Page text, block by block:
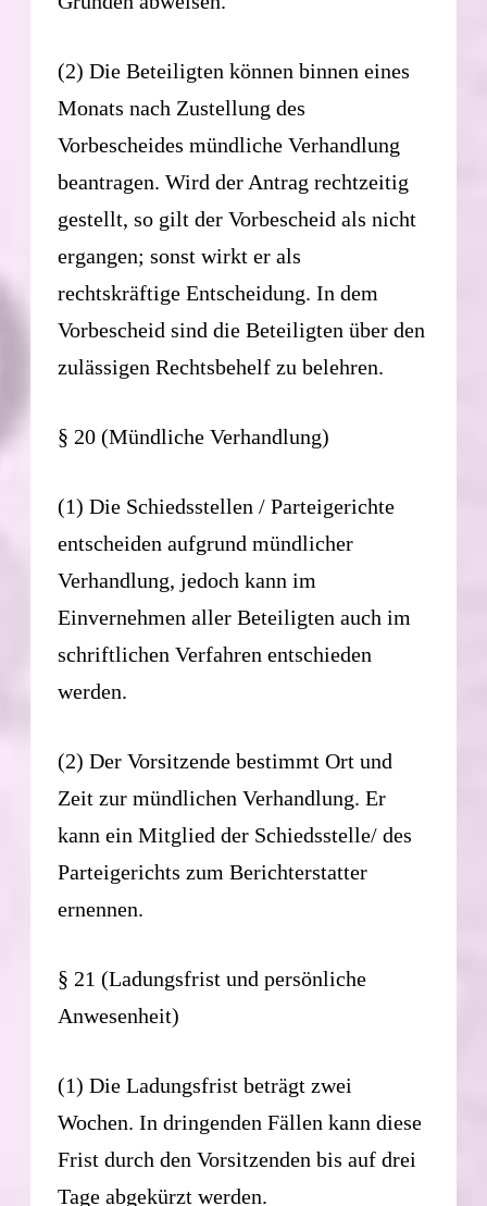
(2) Die Beteiligten können binnen eines
Monats nach Zustellung des
Vorbescheides mündliche Verhandlung
beantragen. Wird der Antrag rechtzeitig
gestellt, so gilt der Vorbescheid als nicht
ergangen; sonst wirkt er als
rechtskräftige Entscheidung. In dem
Vorbescheid sind die Beteiligten über den
zulässigen Rechtsbehelf zu belehren.
§ 20 (Mündliche Verhandlung)
(1) Die Schiedsstellen / Parteigerichte
entscheiden aufgrund mündlicher
Verhandlung, jedoch kann im
Einvernehmen aller Beteiligten auch im
schriftlichen Verfahren entschieden
werden.
(2) Der Vorsitzende bestimmt Ort und
Zeit zur mündlichen Verhandlung. Er
kann ein Mitglied der Schiedsstelle/ des
Parteigerichts zum Berichterstatter
ernennen.
§ 21 (Ladungsfrist und persönliche
Anwesenheit)
(1) Die Ladungsfrist beträgt zwei
Wochen. In dringenden Fällen kann diese
Frist durch den Vorsitzenden bis auf drei
Tage abgekürzt werden.